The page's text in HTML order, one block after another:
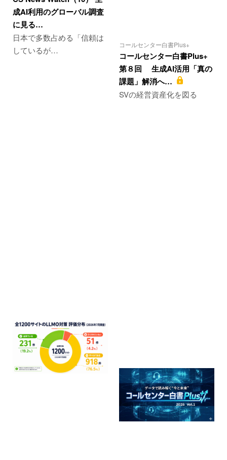
成AI利用のグローバル調査
に見る…
日本で多数占める「信頼は
しているが…
コールセンター白書Plus+
コールセンター白書Plus+
第８回 生成AI活用「真の
課題」解消へ…
SVの経営資産化を図る